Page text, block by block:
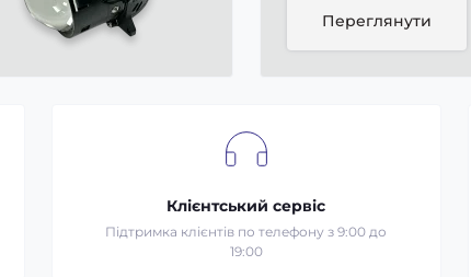
Переглянути
Клієнтський сервіс
Підтримка клієнтів по телефону з 9:00 до
19:00